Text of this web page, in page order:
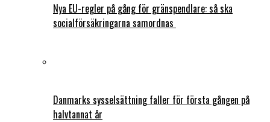
Nya EU-regler på gång för gränspendlare: så ska
socialförsäkringarna samordnas
Danmarks sysselsättning faller för första gången på
halvtannat år